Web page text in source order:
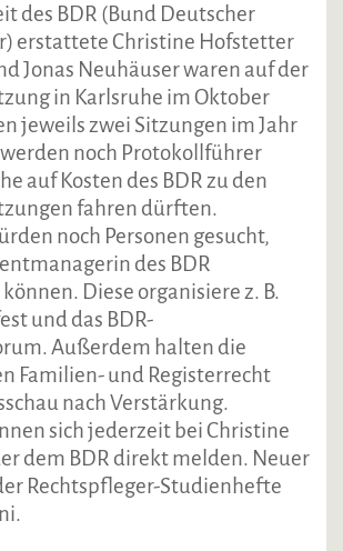
des BDR (Bund Deutscher
erstattete Christine Hofstetter
Jonas Neuhäuser waren auf der
in Karlsruhe im Oktober
jeweils zwei Sitzungen im Jahr
noch Protokollführer
auf Kosten des BDR zu den
fahren dürften.
noch Personen gesucht,
des BDR
Diese organisiere z. B.
und das BDR-
Außerdem halten die
Familien- und Registerrecht
nach Verstärkung.
sich jederzeit bei Christine
dem BDR direkt melden. Neuer
Rechtspfleger-Studienhefte